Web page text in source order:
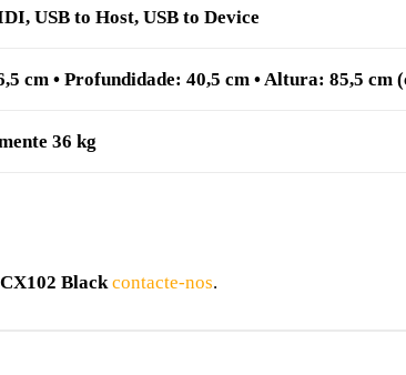
USB to Host, USB to Device
cm • Profundidade: 40,5 cm • Altura: 85,5 cm
36 kg
Black contacte-nos.